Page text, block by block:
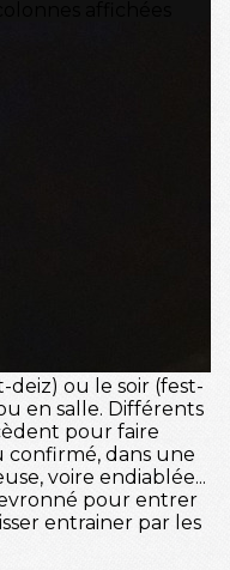
ou le soir (fest-
en salle. Différents
pour faire
dans une
voire endiablée...
pour entrer
entrainer par les